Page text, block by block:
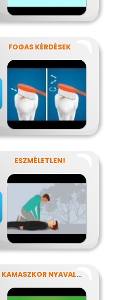
FOGAS KÉRDÉSEK
ESZMÉLETLEN!
A KAMASZKOR NYAVALYÁI